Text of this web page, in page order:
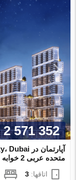
2 571 352 AED
متحده عربی 2 خوابه ، 114 متر مربع. شماره 379655
اتاقها:3